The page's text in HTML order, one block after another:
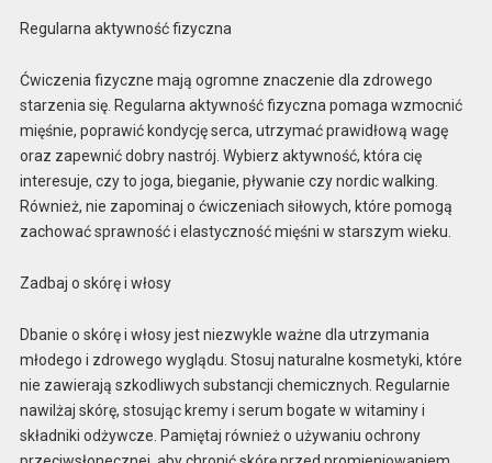
Regularna aktywność fizyczna
Ćwiczenia fizyczne mają ogromne znaczenie dla zdrowego
starzenia się. Regularna aktywność fizyczna pomaga wzmocnić
mięśnie, poprawić kondycję serca, utrzymać prawidłową wagę
oraz zapewnić dobry nastrój. Wybierz aktywność, która cię
interesuje, czy to joga, bieganie, pływanie czy nordic walking.
Również, nie zapominaj o ćwiczeniach siłowych, które pomogą
zachować sprawność i elastyczność mięśni w starszym wieku.
Zadbaj o skórę i włosy
Dbanie o skórę i włosy jest niezwykle ważne dla utrzymania
młodego i zdrowego wyglądu. Stosuj naturalne kosmetyki, które
nie zawierają szkodliwych substancji chemicznych. Regularnie
nawilżaj skórę, stosując kremy i serum bogate w witaminy i
składniki odżywcze. Pamiętaj również o używaniu ochrony